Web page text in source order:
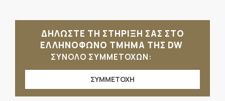
ΔΗΛΩΣΤΕ ΤΗ ΣΤΗΡΙΞΗ ΣΑΣ ΣΤΟ
ΕΛΛΗΝΟΦΩΝΟ ΤΜΗΜΑ ΤΗΣ DW
ΣΥΝΟΛΟ ΣΥΜΜΕΤΟΧΩΝ:
ΣΥΜΜΕΤΟΧΗ